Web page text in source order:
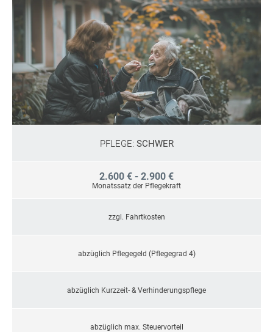
PFLEGE: SCHWER
2.600 € - 2.900 €
Monatssatz der Pflegekraft
zzgl. Fahrtkosten
abzüglich Pflegegeld (Pflegegrad 4)
abzüglich Kurzzeit- & Verhinderungspflege
abzüglich max. Steuervorteil